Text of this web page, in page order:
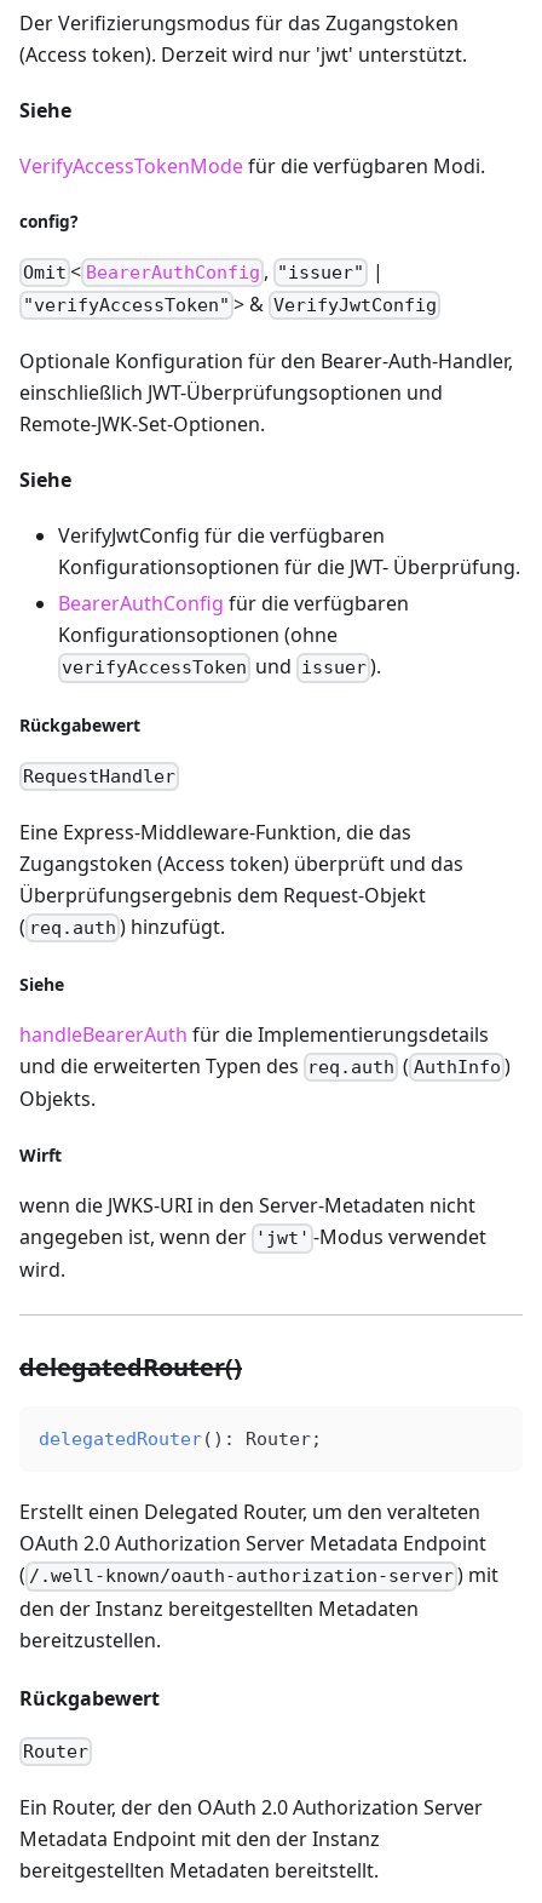
Der Verifizierungsmodus für das Zugangstoken
(Access token). Derzeit wird nur 'jwt' unterstützt.
Siehe
VerifyAccessTokenModefür die verfügbaren Modi.
config?
Omit < BearerAuthConfig , "issuer" |
"verifyAccessToken" > & VerifyJwtConfig
Optionale Konfiguration für den Bearer-Auth-Handler,
einschließlich JWT-Überprüfungsoptionen und
Remote-JWK-Set-Optionen.
Siehe
VerifyJwtConfig für die verfügbaren
Konfigurationsoptionen für die JWT- Überprüfung.
BearerAuthConfig für die verfügbaren
Konfigurationsoptionen (ohne
verifyAccessToken und issuer).
Rückgabewert
RequestHandler
Eine Express-Middleware-Funktion, die das
Zugangstoken (Access token) überprüft und das
Überprüfungsergebnis dem Request-Objekt
( req.auth ) hinzufügt.
Siehe
handleBearerAuth für die Implementierungsdetails
und die erweiterten Typen des req.auth ( AuthInfo )
Objekts.
Wirft
wenn die JWKS-URI in den Server-Metadaten nicht
angegeben ist, wenn der 'jwt' -Modus verwendet
wird.
delegatedRouter()
delegatedRouter(): Router;
Erstellt einen Delegated Router, um den veralteten
OAuth 2.0 Authorization Server Metadata Endpoint
( /.well-known/oauth-authorization-server) mit
den der Instanz bereitgestellten Metadaten
bereitzustellen.
Rückgabewert
Router
Ein Router, der den OAuth 2.0 Authorization Server
Metadata Endpoint mit den der Instanz
bereitgestellten Metadaten bereitstellt.